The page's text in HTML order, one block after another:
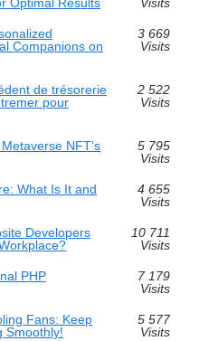
Companions on
3 669
Visits
de trésorerie
pour
2 522
Visits
NFT's
5 795
Visits
What Is It and
4 655
Visits
Developers
10 711
Visits
PHP
7 179
Visits
Fans: Keep
Smoothly!
5 577
Visits